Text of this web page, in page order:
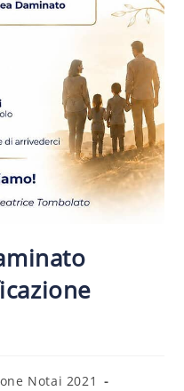
Notai 2021